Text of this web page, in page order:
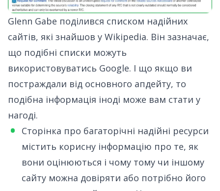
Glenn Gabe поділився списком надійних
сайтів, які знайшов у Wikipedia. Він зазначає,
що подібні списки можуть
використовуватись Google. І що якщо ви
постраждали від основного апдейту, то
подібна інформація іноді може вам стати у
нагоді.
Сторінка про багаторічні надійні ресурси
містить корисну інформацію про те, як
вони оцінюються і чому тому чи іншому
сайту можна довіряти або потрібно його